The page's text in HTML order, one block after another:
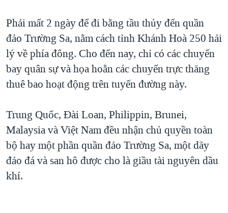
Phải mất 2 ngày để đi bằng tầu thủy đến quần
đảo Trường Sa, nằm cách tỉnh Khánh Hoà 250 hải
lý về phía đông. Cho đến nay, chỉ có các chuyến
bay quân sự và họa hoằn các chuyến trực thăng
thuê bao hoạt động trên tuyến đường này.
Trung Quốc, Đài Loan, Philippin, Brunei,
Malaysia và Việt Nam đều nhận chủ quyền toàn
bộ hay một phần quần đảo Trường Sa, một dãy
đảo đá và san hô được cho là giầu tài nguyên dầu
khí.